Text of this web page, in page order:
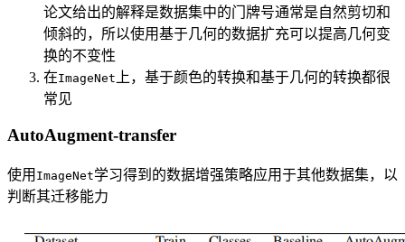
论文给出的解释是数据集中的门牌号通常是自然剪切和
倾斜的，所以使用基于几何的数据扩充可以提高几何变
换的不变性
在ImageNet 上，基于颜色的转换和基于几何的转换都很
常见
AutoAugment-transfer
使用 ImageNet学习得到的数据增强策略应用于其他数据集，以
判断其迁移能力